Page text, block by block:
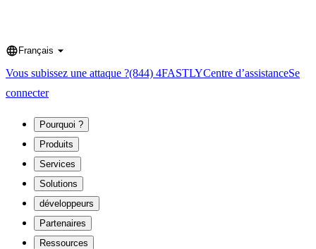
Language
Français
Vous subissez une attaque ?(844) 4FASTLYCentre d’assistanceSe
connecter
Pourquoi ?
Produits
Services
Solutions
développeurs
Partenaires
Ressources